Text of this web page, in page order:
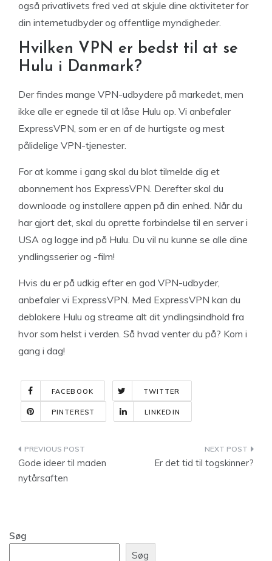
også privatlivets fred ved at skjule dine aktiviteter for
din internetudbyder og offentlige myndigheder.
Hvilken VPN er bedst til at se
Hulu i Danmark?
Der findes mange VPN-udbydere på markedet, men
ikke alle er egnede til at låse Hulu op. Vi anbefaler
ExpressVPN, som er en af de hurtigste og mest
pålidelige VPN-tjenester.
For at komme i gang skal du blot tilmelde dig et
abonnement hos ExpressVPN. Derefter skal du
downloade og installere appen på din enhed. Når du
har gjort det, skal du oprette forbindelse til en server i
USA og logge ind på Hulu. Du vil nu kunne se alle dine
yndlingsserier og -film!
Hvis du er på udkig efter en god VPN-udbyder,
anbefaler vi ExpressVPN. Med ExpressVPN kan du
deblokere Hulu og streame alt dit yndlingsindhold fra
hvor som helst i verden. Så hvad venter du på? Kom i
gang i dag!
FACEBOOK TWITTER
PINTEREST LINKEDIN
Indlægsnavigation
Gode ideer til maden
nytårsaften
Er det tid til togskinner?
Søg
Søg